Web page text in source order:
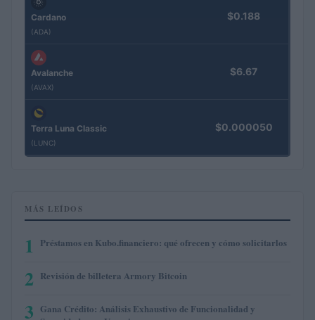
Cardano
(ADA)
$0.188
Avalanche
(AVAX)
$6.67
Terra Luna Classic
(LUNC)
$0.000050
MÁS LEÍDOS
1 Préstamos en Kubo.financiero: qué ofrecen y cómo solicitarlos
2 Revisión de billetera Armory Bitcoin
3 Gana Crédito: Análisis Exhaustivo de Funcionalidad y